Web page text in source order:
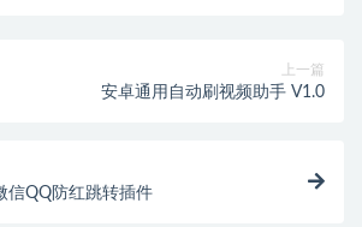
上一篇
安卓通用自动刷视频助手 V1.0
信QQ防红跳转插件